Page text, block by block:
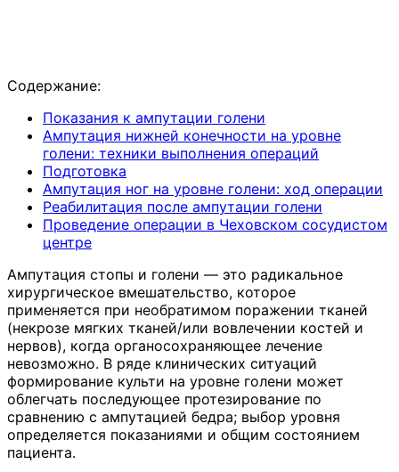
Содержание:
Показания к ампутации голени
Ампутация нижней конечности на уровне
голени: техники выполнения операций
Подготовка
Ампутация ног на уровне голени: ход операции
Реабилитация после ампутации голени
Проведение операции в Чеховском сосудистом
центре
Ампутация стопы и голени — это радикальное
хирургическое вмешательство, которое
применяется при необратимом поражении тканей
(некрозе мягких тканей/или вовлечении костей и
нервов), когда органосохраняющее лечение
невозможно. В ряде клинических ситуаций
формирование культи на уровне голени может
облегчать последующее протезирование по
сравнению с ампутацией бедра; выбор уровня
определяется показаниями и общим состоянием
пациента.